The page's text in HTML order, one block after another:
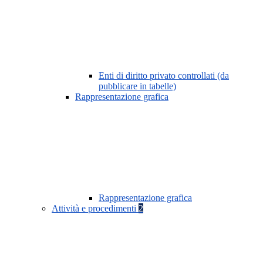
Enti di diritto privato controllati (da
pubblicare in tabelle)
Rappresentazione grafica
Rappresentazione grafica
Attività e procedimenti 2